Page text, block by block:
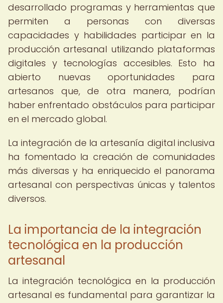
desarrollado programas y herramientas que
permiten a personas con diversas
capacidades y habilidades participar en la
producción artesanal utilizando plataformas
digitales y tecnologías accesibles. Esto ha
abierto nuevas oportunidades para
artesanos que, de otra manera, podrían
haber enfrentado obstáculos para participar
en el mercado global.
La integración de la artesanía digital inclusiva
ha fomentado la creación de comunidades
más diversas y ha enriquecido el panorama
artesanal con perspectivas únicas y talentos
diversos.
La importancia de la integración
tecnológica en la producción
artesanal
La integración tecnológica en la producción
artesanal es fundamental para garantizar la